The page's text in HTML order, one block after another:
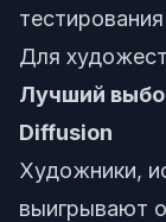
тестирования
Для
Лучший
Diffusion
Художники,
выигрывают